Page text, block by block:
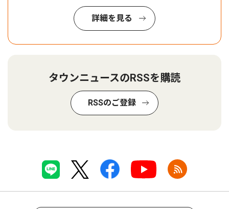
詳細を見る
タウンニュースのRSSを購読
RSSのご登録